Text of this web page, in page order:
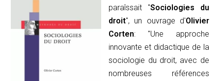
paraîssait "Sociologies du
droit", un ouvrage d'Olivier
Corten: "Une approche
innovante et didactique de la
sociologie du droit, avec de
nombreuses références